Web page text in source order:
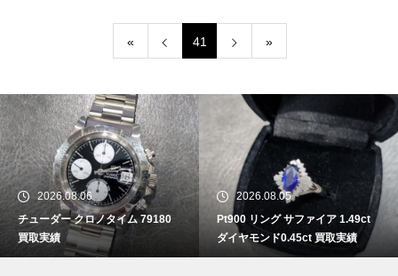
« 41 »
2026.08.06
チューダー クロノタイム 79180
買取実績
2026.08.05
Pt900 リング サファイア 1.49ct
ダイヤモンド0.45ct 買取実績